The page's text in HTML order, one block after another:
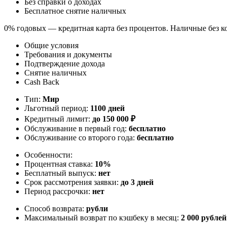
Бесплатное снятие наличных
0% годовых — кредитная карта без процентов. Наличные без
Общие условия
Требования и документы
Подтверждение дохода
Снятие наличных
Cash Back
Тип: Мир
Льготный период: 1100 дней
Кредитный лимит: до 150 000 ₽
Обслуживание в первый год: бесплатно
Обслуживание со второго года: бесплатно
Особенности:
Процентная ставка: 10%
Бесплатный выпуск: нет
Срок рассмотрения заявки: до 3 дней
Период рассрочки: нет
Способ возврата: рубли
Максимальный возврат по кэшбеку в месяц: 2 000 рублей